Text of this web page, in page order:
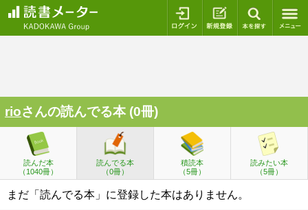
ログイン 新規登録
rioさんの読んでる本 (0冊)
読んだ本
（1040冊）
読んでる本
（0冊）
積読本
（5冊）
読みたい本
（5冊）
まだ「読んでる本」に登録した本はありません。